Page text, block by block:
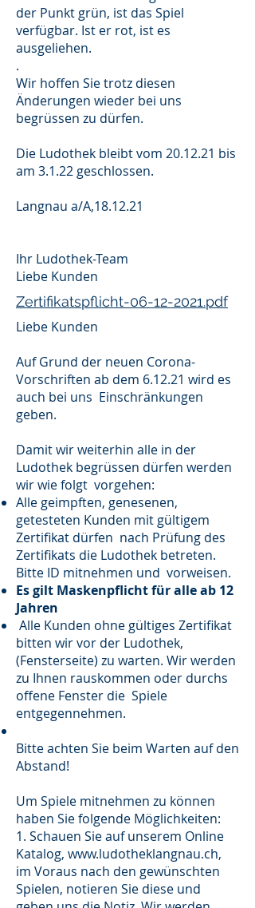
der Punkt grün, ist das Spiel
verfügbar. Ist er rot, ist es
ausgeliehen.
.
Wir hoffen Sie trotz diesen
Änderungen wieder bei uns
begrüssen zu dürfen.
Die Ludothek bleibt vom 20.12.21 bis
am 3.1.22 geschlossen.
Langnau a/A,18.12.21
Ihr Ludothek-Team
Liebe Kunden
Zertifikatspflicht-06-12-2021.pdf
Liebe Kunden
Auf Grund der neuen Corona-
Vorschriften ab dem 6.12.21 wird es
auch bei uns Einschränkungen
geben.
Damit wir weiterhin alle in der
Ludothek begrüssen dürfen werden
wir wie folgt vorgehen:
Alle geimpften, genesenen,
getesteten Kunden mit gültigem
Zertifikat dürfen nach Prüfung des
Zertifikats die Ludothek betreten.
Bitte ID mitnehmen und vorweisen.
Es gilt Maskenpflicht für alle ab 12
Jahren
Alle Kunden ohne gültiges Zertifikat
bitten wir vor der Ludothek,
(Fensterseite) zu warten. Wir werden
zu Ihnen rauskommen oder durchs
offene Fenster die Spiele
entgegennehmen.
Bitte achten Sie beim Warten auf den
Abstand!
Um Spiele mitnehmen zu können
haben Sie folgende Möglichkeiten:
1. Schauen Sie auf unserem Online
Katalog, www.ludotheklangnau.ch,
im Voraus nach den gewünschten
Spielen, notieren Sie diese und